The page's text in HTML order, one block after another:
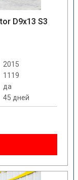
D9x13 S3
2015
1119
да
45 дней